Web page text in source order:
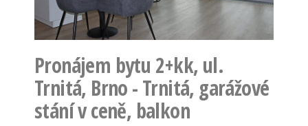
Pronájem bytu 2+kk, ul.
Trnitá, Brno - Trnitá, garážové
stání v ceně, balkon